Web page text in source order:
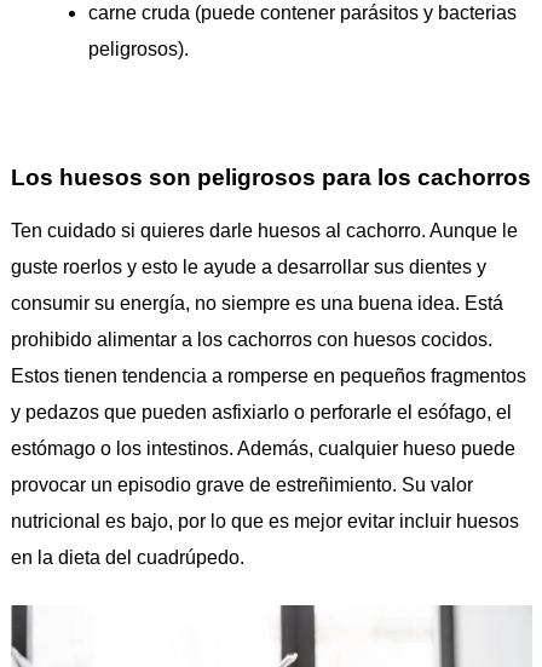
carne cruda (puede contener parásitos y bacterias
peligrosos).
Los huesos son peligrosos para los cachorros
Ten cuidado si quieres darle huesos al cachorro. Aunque le
guste roerlos y esto le ayude a desarrollar sus dientes y
consumir su energía, no siempre es una buena idea. Está
prohibido alimentar a los cachorros con huesos cocidos.
Estos tienen tendencia a romperse en pequeños fragmentos
y pedazos que pueden asfixiarlo o perforarle el esófago, el
estómago o los intestinos. Además, cualquier hueso puede
provocar un episodio grave de estreñimiento. Su valor
nutricional es bajo, por lo que es mejor evitar incluir huesos
en la dieta del cuadrúpedo.